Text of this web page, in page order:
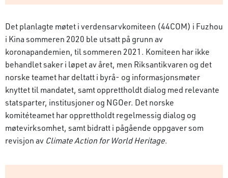
Det planlagte møtet i verdensarvkomiteen (44COM) i Fuzhou
i Kina sommeren 2020 ble utsatt på grunn av
koronapandemien, til sommeren 2021. Komiteen har ikke
behandlet saker i løpet av året, men Riksantikvaren og det
norske teamet har deltatt i byrå- og informasjonsmøter
knyttet til mandatet, samt opprettholdt dialog med relevante
statsparter, institusjoner og NGOer. Det norske
komitéteamet har opprettholdt regelmessig dialog og
møtevirksomhet, samt bidratt i pågående oppgaver som
revisjon av Climate Action for World Heritage.